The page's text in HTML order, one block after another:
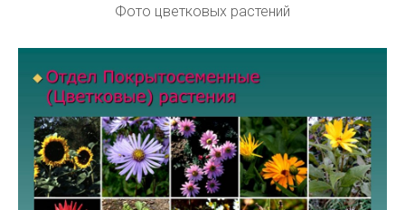
Фото цветковых растений